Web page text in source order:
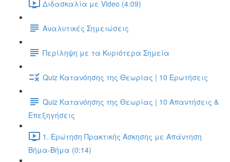
Διδασκαλία με Video (4:09)
Αναλυτικές Σημειώσεις
Περίληψη με τα Κυριότερα Σημεία
Quiz Κατανόησης της Θεωρίας | 10 Ερωτήσεις
Quiz Κατανόησης της Θεωρίας | 10 Απαντήσεις &
Επεξηγήσεις
1. Ερώτηση Πρακτικής Άσκησης με Απάντηση
Βήμα-Βήμα (0:14)